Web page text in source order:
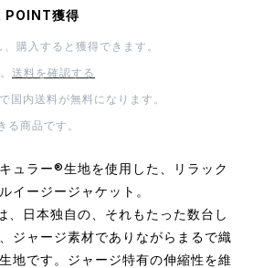
POINT獲得
、購入すると獲得できます。
送料を確認する
内送料が無料になります。
る商品です。
ュラー®生地を使用した、リラック
イージージャケット。
、日本独自の、それもたった数台し
ジャージ素材でありながらまるで織
地です。ジャージ特有の伸縮性を維